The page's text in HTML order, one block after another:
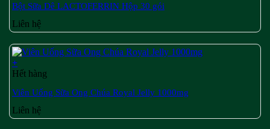
Bột Sữa Dê LACTOFERRIN Hộp 30 gói
Liên hệ
+
Hết hàng
Viên Uống Sữa Ong Chúa Royal Jelly 1000mg
Liên hệ